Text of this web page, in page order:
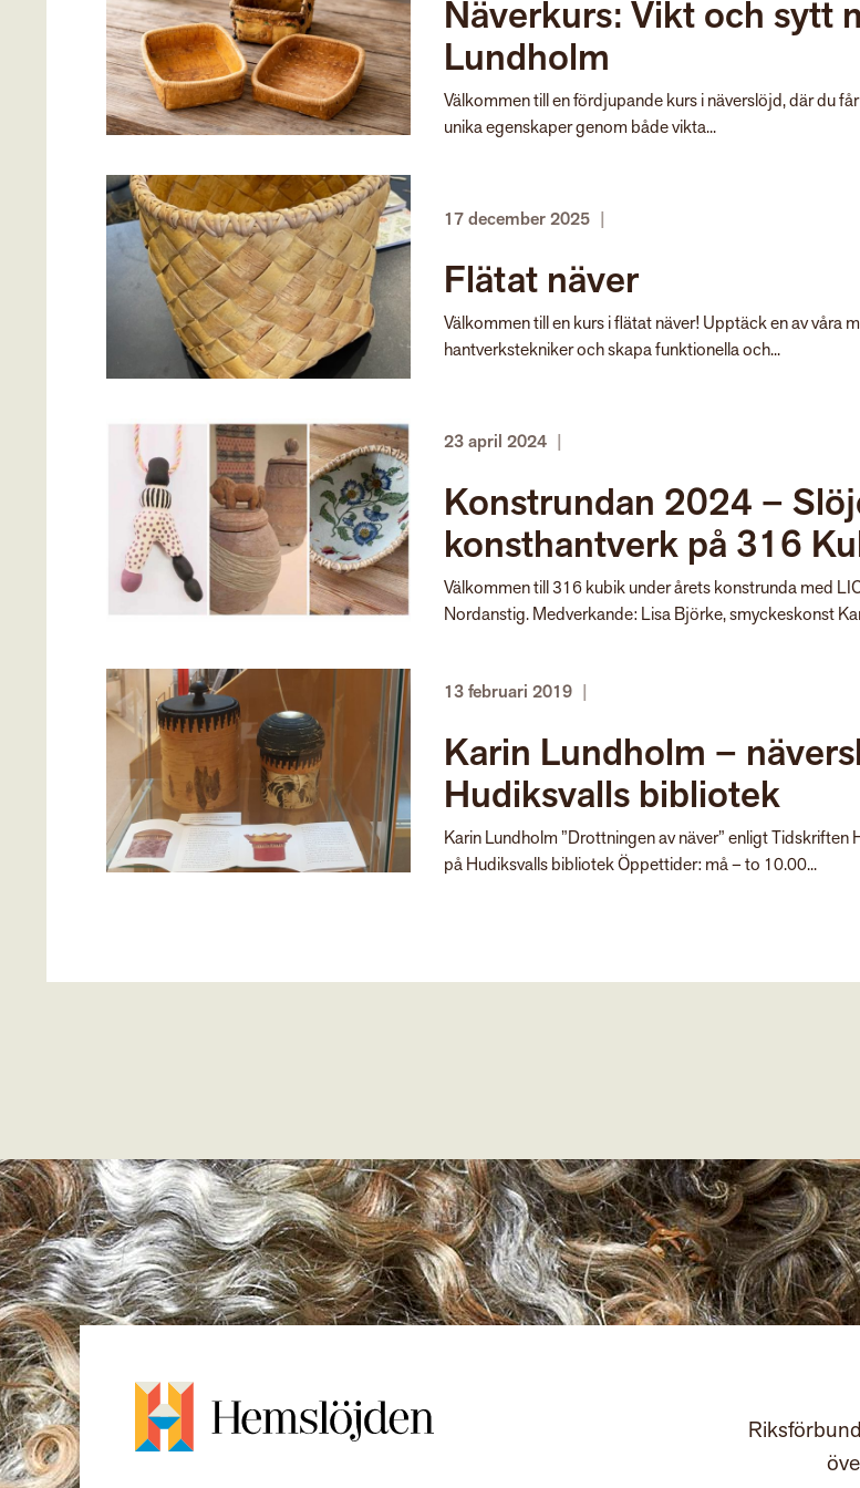
Näverkurs: Vikt och sytt
Lundholm
Välkommen till en fördjupande kurs i näverslöjd, där du
unika egenskaper genom både vikta...
17 december 2025
Flätat näver
Välkommen till en kurs i flätat näver! Upptäck en av våra
hantverkstekniker och skapa funktionella och...
23 april 2024
Konstrundan 2024 –
konsthantverk på 316
Välkommen till 316 kubik under årets konstrunda med
Nordanstig. Medverkande: Lisa Björke, smyckeskonst
13 februari 2019
Karin Lundholm –
Hudiksvalls bibliotek
Karin Lundholm ”Drottningen av näver” enligt Tidskriften
på Hudiksvalls bibliotek Öppettider: må – to 10.00...